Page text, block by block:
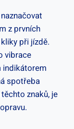
‌z prvních
při jízdě.
vibrace
indikátorem
spotřeba
znaků, je